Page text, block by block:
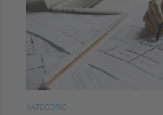
KATEGORIE